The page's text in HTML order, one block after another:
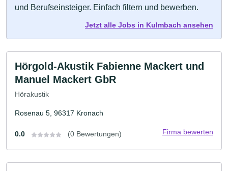
und Berufseinsteiger. Einfach filtern und bewerben.
Jetzt alle Jobs in Kulmbach ansehen
Hörgold-Akustik Fabienne Mackert und
Manuel Mackert GbR
Hörakustik
Rosenau 5, 96317 Kronach
0.0 (0 Bewertungen) Firma bewerten